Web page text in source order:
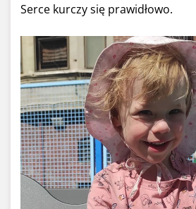
Serce kurczy się prawidłowo.